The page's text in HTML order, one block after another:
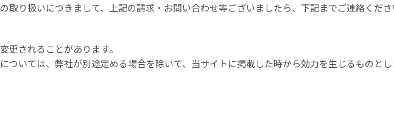
取り扱いにつきまして、上記の請求・お問い合わせ等ございましたら、下記までご連絡くださ
更されることがあります。
ついては、弊社が別途定める場合を除いて、当サイトに掲載した時から効力を生じるものとし